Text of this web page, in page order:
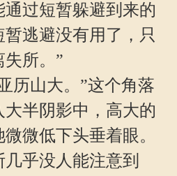
过短暂躲避到来的
逃避没有用了，只
所。”
历山大。”这个角落
半阴影中，高大的
微低下头垂着眼。
乎没人能注意到